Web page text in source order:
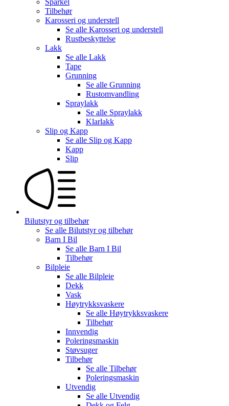
Tilbehør
Karosseri og understell
Se alle Karosseri og understell
Rustbeskyttelse
Lakk
Se alle Lakk
Tape
Grunning
Se alle Grunning
Rustomvandling
Spraylakk
Se alle Spraylakk
Klarlakk
Slip og Kapp
Se alle Slip og Kapp
Kapp
Slip
Bilutstyr og tilbehør
Se alle Bilutstyr og tilbehør
Barn I Bil
Se alle Barn I Bil
Tilbehør
Bilpleie
Se alle Bilpleie
Dekk
Vask
Høytrykksvaskere
Se alle Høytrykksvaskere
Tilbehør
Innvendig
Poleringsmaskin
Støvsuger
Tilbehør
Se alle Tilbehør
Poleringsmaskin
Utvendig
Se alle Utvendig